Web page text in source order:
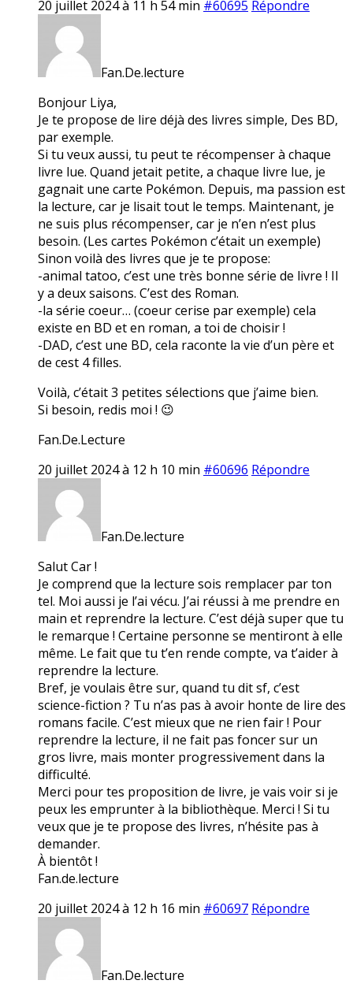
20 juillet 2024 à 11 h 54 min #60695 Répondre
Fan.De.lecture
Bonjour Liya,
Je te propose de lire déjà des livres simple, Des BD,
par exemple.
Si tu veux aussi, tu peut te récompenser à chaque
livre lue. Quand jetait petite, a chaque livre lue, je
gagnait une carte Pokémon. Depuis, ma passion est
la lecture, car je lisait tout le temps. Maintenant, je
ne suis plus récompenser, car je n’en n’est plus
besoin. (Les cartes Pokémon c’était un exemple)
Sinon voilà des livres que je te propose:
-animal tatoo, c’est une très bonne série de livre ! Il
y a deux saisons. C’est des Roman.
-la série coeur… (coeur cerise par exemple) cela
existe en BD et en roman, a toi de choisir !
-DAD, c’est une BD, cela raconte la vie d’un père et
de cest 4 filles.
Voilà, c’était 3 petites sélections que j’aime bien.
Si besoin, redis moi ! 😉
Fan.De.Lecture
20 juillet 2024 à 12 h 10 min #60696 Répondre
Fan.De.lecture
Salut Car !
Je comprend que la lecture sois remplacer par ton
tel. Moi aussi je l’ai vécu. J’ai réussi à me prendre en
main et reprendre la lecture. C’est déjà super que tu
le remarque ! Certaine personne se mentiront à elle
même. Le fait que tu t’en rende compte, va t’aider à
reprendre la lecture.
Bref, je voulais être sur, quand tu dit sf, c’est
science-fiction ? Tu n’as pas à avoir honte de lire des
romans facile. C’est mieux que ne rien fair ! Pour
reprendre la lecture, il ne fait pas foncer sur un
gros livre, mais monter progressivement dans la
difficulté.
Merci pour tes proposition de livre, je vais voir si je
peux les emprunter à la bibliothèque. Merci ! Si tu
veux que je te propose des livres, n’hésite pas à
demander.
À bientôt !
Fan.de.lecture
20 juillet 2024 à 12 h 16 min #60697 Répondre
Fan.De.lecture